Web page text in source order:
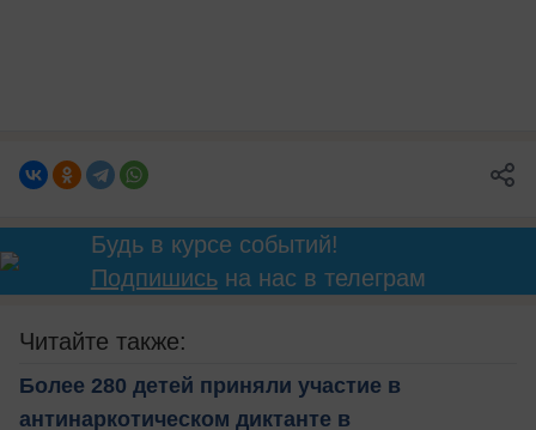
Будь в курсе событий!
Подпишисьна нас в телеграм
Читайте также:
Более 280 детей приняли участие в
антинаркотическом диктанте в